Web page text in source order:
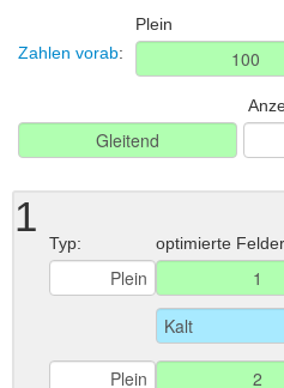
Plein
Zahlen vorab:
1
Typ: optimierte